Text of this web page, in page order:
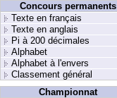
Concours permanents
Texte en français
Texte en anglais
Pi à 200 décimales
Alphabet
Alphabet à l'envers
Classement général
Championnat